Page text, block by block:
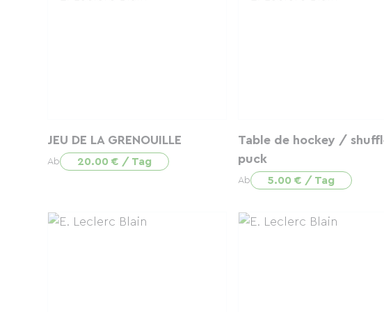
JEU DE LA GRENOUILLE
Ab 20.00 € / Tag
Table de hockey /
puck
Ab 5.00 € / Tag